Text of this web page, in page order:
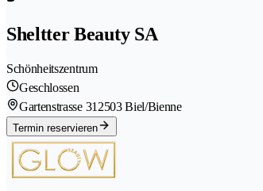
Sheltter Beauty SA
Schönheitszentrum
Geschlossen
Gartenstrasse 31 2503 Biel/Bienne
Termin reservieren